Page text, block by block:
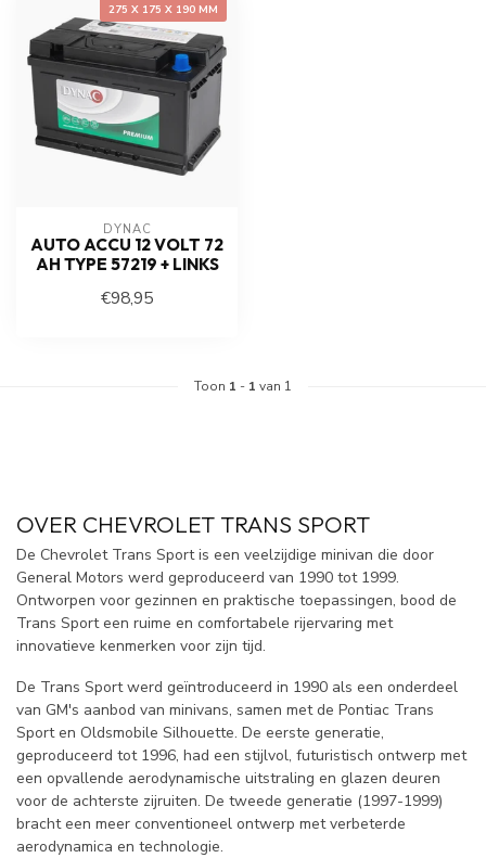
275 X 175 X 190 MM
DYNAC
AUTO ACCU 12 VOLT 72
AH TYPE 57219 + LINKS
€98,95
Toon 1 - 1 van 1
OVER CHEVROLET TRANS SPORT
De Chevrolet Trans Sport is een veelzijdige minivan die door
General Motors werd geproduceerd van 1990 tot 1999.
Ontworpen voor gezinnen en praktische toepassingen, bood de
Trans Sport een ruime en comfortabele rijervaring met
innovatieve kenmerken voor zijn tijd.
De Trans Sport werd geïntroduceerd in 1990 als een onderdeel
van GM's aanbod van minivans, samen met de Pontiac Trans
Sport en Oldsmobile Silhouette. De eerste generatie,
geproduceerd tot 1996, had een stijlvol, futuristisch ontwerp met
een opvallende aerodynamische uitstraling en glazen deuren
voor de achterste zijruiten. De tweede generatie (1997-1999)
bracht een meer conventioneel ontwerp met verbeterde
aerodynamica en technologie.